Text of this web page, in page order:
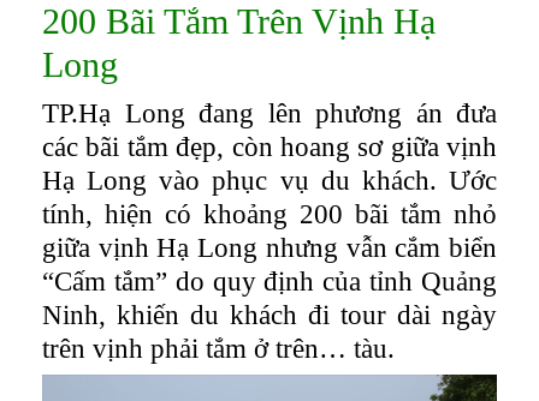
200 Bãi Tắm Trên Vịnh Hạ
Long
TP.Hạ Long đang lên phương án đưa
các bãi tắm đẹp, còn hoang sơ giữa vịnh
Hạ Long vào phục vụ du khách. Ước
tính, hiện có khoảng 200 bãi tắm nhỏ
giữa vịnh Hạ Long nhưng vẫn cắm biển
“Cấm tắm” do quy định của tỉnh Quảng
Ninh, khiến du khách đi tour dài ngày
trên vịnh phải tắm ở trên… tàu.